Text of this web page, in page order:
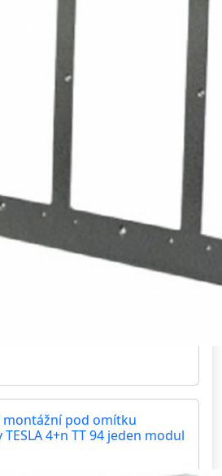
montážní pod omítku
domovní telefony TESLA 4+n TT 94 jeden modul